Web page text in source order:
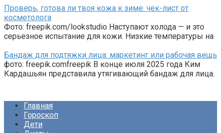
Проверь, готова ли твоя кожа к зиме: чек-лист от
косметолога
Фото: freepik.com/lookstudio Наступают холода — и это
серьезное испытание для кожи. Низкие температуры на
Бандаж для подтяжки лица: маркетинг или рабочая вещь
фото: freepik.comfreepik В конце июля 2025 года Ким
Кардашьян представила утягивающий бандаж для лица.
Главная
Гороскоп
Дети